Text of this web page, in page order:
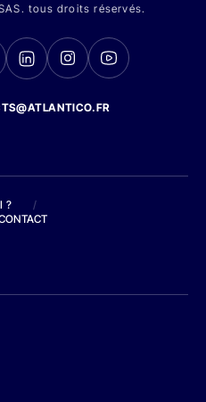
tous droits réservés.
?
/